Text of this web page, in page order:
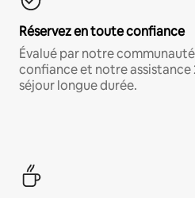
Réservez en toute confiance
Évalué par notre
confiance et notre
séjour longue durée.